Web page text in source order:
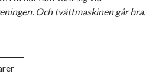
Och tvättmaskinen går bra.